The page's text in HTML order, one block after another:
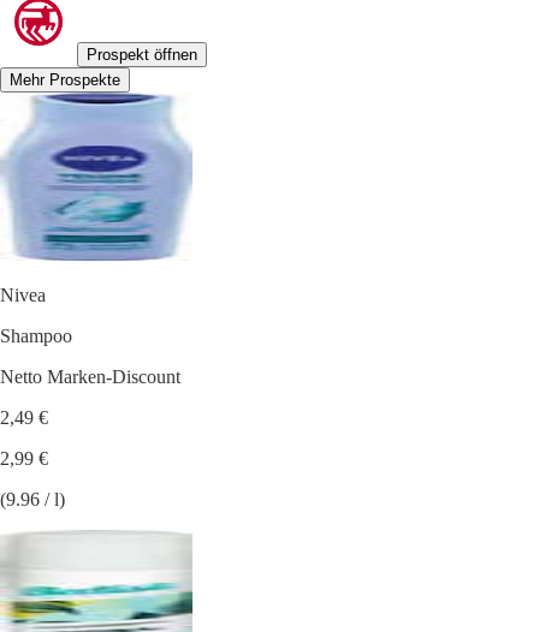
Prospekt öffnen
Mehr Prospekte
Nivea
Shampoo
Netto Marken-Discount
2,49 €
2,99 €
(9.96 / l)